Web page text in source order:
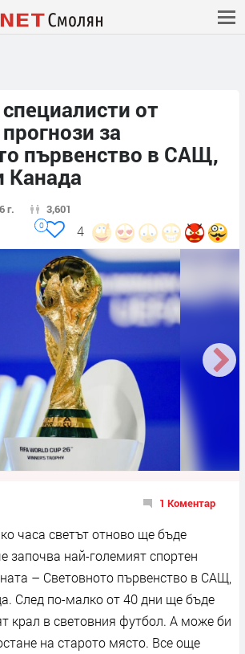
от
за
първенство в САЩ,
Канада
г. 3,601
4
0
1 Коментар
часа светът отново ще бъде
започва най-големият спортен
– Световното първенство в САЩ,
След по-малко от 40 дни ще бъде
крал в световния футбол. А може би
на старото място. Все още